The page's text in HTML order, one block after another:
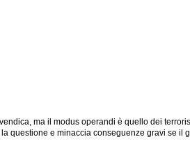
ma il modus operandi è quello dei
questione e minaccia conseguenze gravi se il